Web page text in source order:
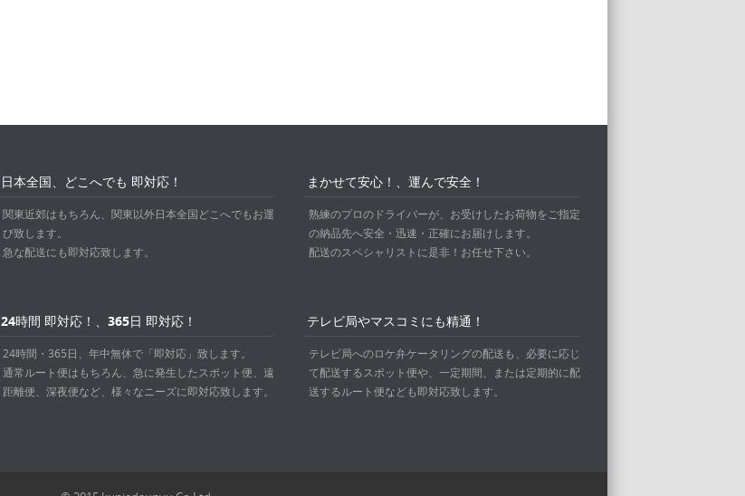
日本全国、どこへでも 即対応！
関東近郊はもちろん、関東以外日本全国どこへでもお運
び致します。
急な配送にも即対応致します。
24時間 即対応！、365日 即対応！
24時間・365日、年中無休で「即対応」致します。
通常ルート便はもちろん、急に発生したスポット便、遠
距離便、深夜便など、様々なニーズに即対応致します。
まかせて安心！、運んで安全！
熟練のプロのドライバーが、お受けしたお荷物をご指定
の納品先へ安全・迅速・正確にお届けします。
配送のスペシャリストに是非！お任せ下さい。
テレビ局やマスコミにも精通！
テレビ局へのロケ弁ケータリングの配送も、必要に応じ
て配送するスポット便や、一定期間、または定期的に配
送するルート便なども即対応致します。